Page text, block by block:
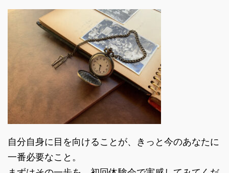
自分自身に目を向けることが、きっと今のあなたに
一番必要なこと。